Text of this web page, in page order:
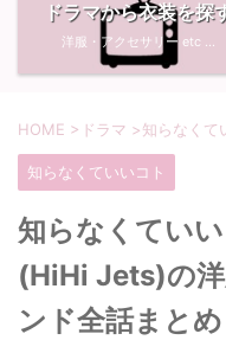
おすすめ検索ワード
川口春奈
・石原さとみ
・菜々緒
・堀田真由
多部未華子
ドラマから衣装を探
洋服・アクセサリー etc ...
HOME > ドラマ >知らなくて
知らなくていいコト
知らなくてい
(HiHi Jets)の
ンド全話まと